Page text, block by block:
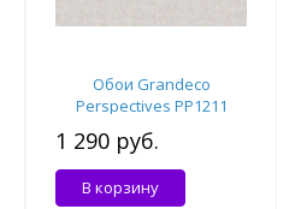
Обои Grandeco
Perspectives PP1211
1 290 руб.
В корзину